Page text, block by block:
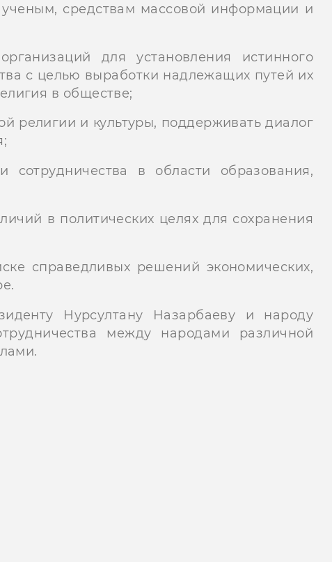
средствам массовой информации и
для установления истинного
с целью выработки надлежащих путей их
в обществе;
религии и культуры, поддерживать диалог
сотрудничества в области образования,
в политических целях для сохранения
справедливых решений экономических,
Нурсултану Назарбаеву и народу
между народами различной